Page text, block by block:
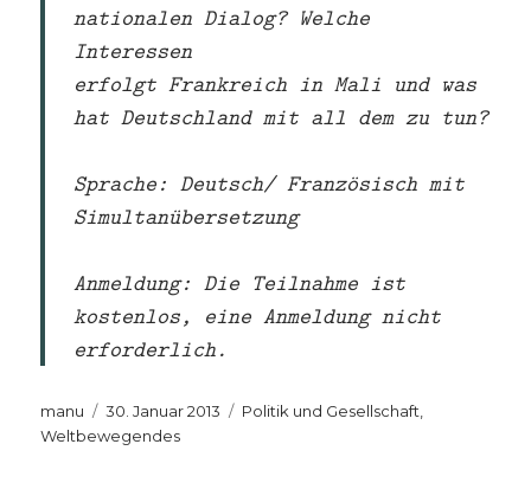
nationalen Dialog? Welche
Interessen
erfolgt Frankreich in Mali und was
hat Deutschland mit all dem zu tun?
Sprache: Deutsch/ Französisch mit
Simultanübersetzung
Anmeldung:Die Teilnahme ist
kostenlos, eine Anmeldung nicht
erforderlich.
Autor
manu
Veröffentlicht
am
30. Januar 2013 Kategorien
Politik und Gesellschaft
Weltbewegendes